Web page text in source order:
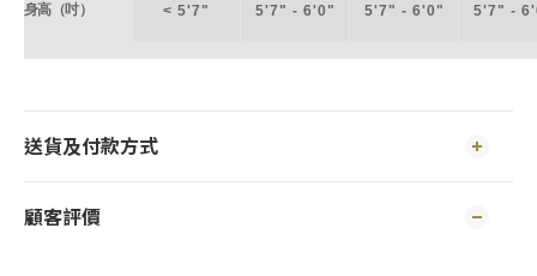
身高（吋） < 5'7" 5'7" - 6'0" 5'7" - 6'0" 5'7" -
送貨及付款方式
顧客評價